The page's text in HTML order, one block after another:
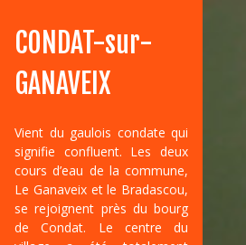
CONDAT-sur-
GANAVEIX
Vient du gaulois condate qui
signifie confluent. Les deux
cours d’eau de la commune,
Le Ganaveix et le Bradascou,
se rejoignent près du bourg
de Condat. Le centre du